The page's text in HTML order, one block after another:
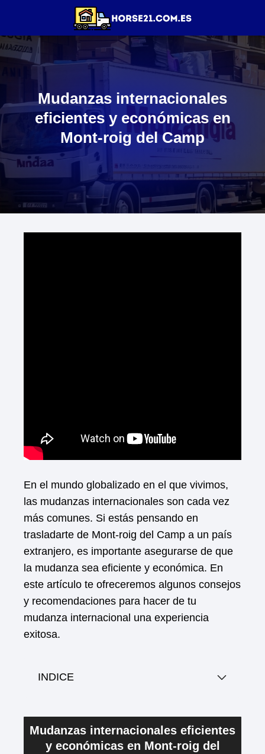
Mudanzas internacionales
eficientes y económicas en
Mont-roig del Camp
En el mundo globalizado en el que vivimos,
las mudanzas internacionales son cada vez
más comunes. Si estás pensando en
trasladarte de Mont-roig del Camp a un país
extranjero, es importante asegurarse de que
la mudanza sea eficiente y económica. En
este artículo te ofreceremos algunos consejos
y recomendaciones para hacer de tu
mudanza internacional una experiencia
exitosa.
INDICE
Mudanzas internacionales eficientes
y económicas en Mont-roig del